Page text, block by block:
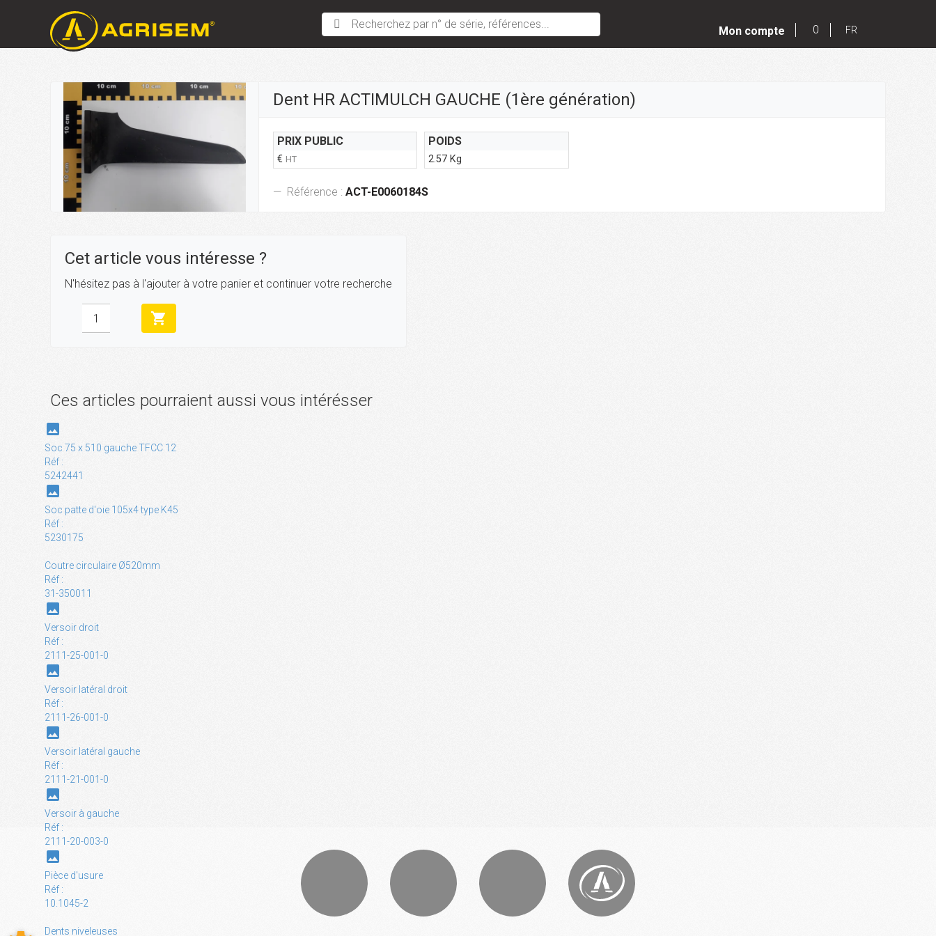
Recherchez par n° de série, références...
Mon compte 0 FR
Dent HR ACTIMULCH GAUCHE (1ère génération)
PRIX PUBLIC
€ HT
POIDS
2.57 Kg
Référence : ACT-E0060184S
Cet article vous intéresse ?
N'hésitez pas à l'ajouter à votre panier et continuer votre recherche
shopping_cart
Ces articles pourraient aussi vous intérésser
photo
Soc 75 x 510 gauche TFCC 12
Réf :
5242441
photo
Soc patte d'oie 105x4 type K45
Réf :
5230175
Coutre circulaire Ø520mm
Réf :
31-350011
photo
Versoir droit
Réf :
2111-25-001-0
photo
Versoir latéral droit
Réf :
2111-26-001-0
photo
Versoir latéral gauche
Réf :
2111-21-001-0
photo
Versoir à gauche
Réf :
2111-20-003-0
photo
Pièce d'usure
Réf :
10.1045-2
Dents niveleuses